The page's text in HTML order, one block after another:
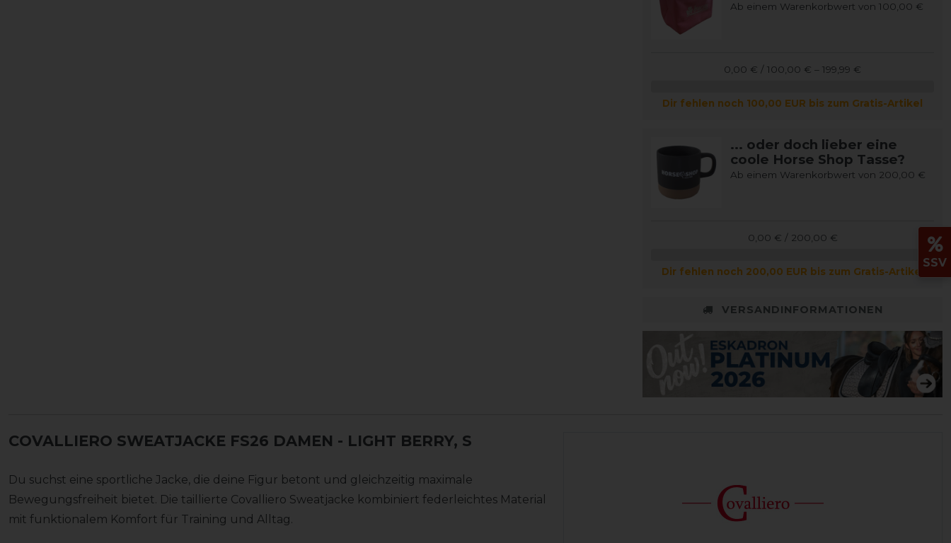
Ab einem Warenkorbwert von 100,00 €
0,00 € / 100,00 € – 199,99 €
Dir fehlen noch 100,00 EUR bis zum Gratis-Artikel
... oder doch lieber eine
coole Horse Shop Tasse?
Ab einem Warenkorbwert von 200,00 €
0,00 € / 200,00 €
Dir fehlen noch 200,00 EUR bis zum Gratis-Artikel
VERSANDINFORMATIONEN
COVALLIERO SWEATJACKE FS26 DAMEN - LIGHT BERRY, S
Du suchst eine sportliche Jacke, die deine Figur betont und gleichzeitig maximale
Bewegungsfreiheit bietet. Die taillierte Covalliero Sweatjacke kombiniert federleichtes Material
mit funktionalem Komfort für Training und Alltag.
SSV